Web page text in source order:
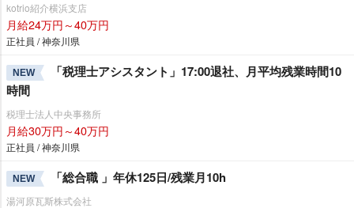
kotrio紹介横浜支店
月給24万円～40万円
正社員 / 神奈川県
NEW
「税理士アシスタント」17:00退社、月平均残業時間10
時間
税理士法人中央事務所
月給30万円～40万円
正社員 / 神奈川県
NEW 「総合職 」年休125日/残業月10h
湯河原瓦斯株式会社